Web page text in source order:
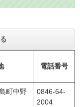
電話番号
町中野
0846-64-
2004